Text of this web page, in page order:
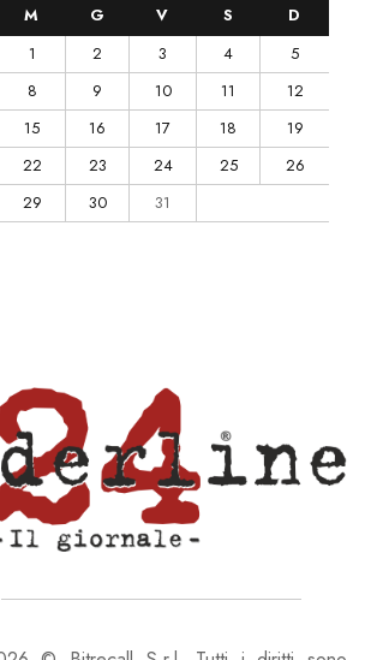
M G V S
D
1
2 3 4
5
8 9 10 11
12
15 16 17 18
19
22 23 24 25
26
29 30 31